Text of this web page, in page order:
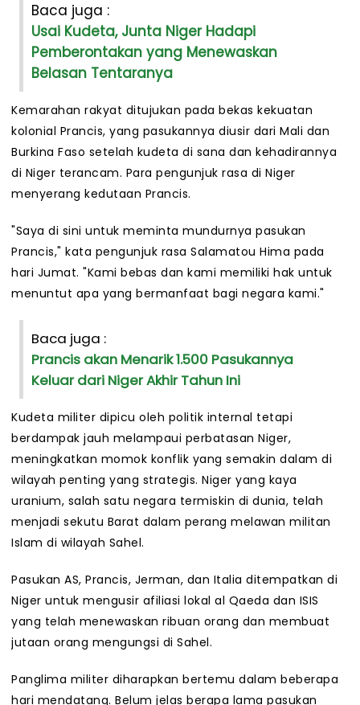
Baca juga :
Usai Kudeta, Junta Niger Hadapi
Pemberontakan yang Menewaskan
Belasan Tentaranya
Kemarahan rakyat ditujukan pada bekas kekuatan
kolonial Prancis, yang pasukannya diusir dari Mali dan
Burkina Faso setelah kudeta di sana dan kehadirannya
di Niger terancam. Para pengunjuk rasa di Niger
menyerang kedutaan Prancis.
"Saya di sini untuk meminta mundurnya pasukan
Prancis," kata pengunjuk rasa Salamatou Hima pada
hari Jumat. "Kami bebas dan kami memiliki hak untuk
menuntut apa yang bermanfaat bagi negara kami."
Baca juga :
Prancis akan Menarik 1.500 Pasukannya
Keluar dari Niger Akhir Tahun Ini
Kudeta militer dipicu oleh politik internal tetapi
berdampak jauh melampaui perbatasan Niger,
meningkatkan momok konflik yang semakin dalam di
wilayah penting yang strategis. Niger yang kaya
uranium, salah satu negara termiskin di dunia, telah
menjadi sekutu Barat dalam perang melawan militan
Islam di wilayah Sahel.
Pasukan AS, Prancis, Jerman, dan Italia ditempatkan di
Niger untuk mengusir afiliasi lokal al Qaeda dan ISIS
yang telah menewaskan ribuan orang dan membuat
jutaan orang mengungsi di Sahel.
Panglima militer diharapkan bertemu dalam beberapa
hari mendatang. Belum jelas berapa lama pasukan